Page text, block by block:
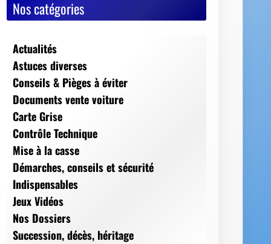
Nos catégories
Actualités
Astuces diverses
Conseils & Pièges à éviter
Documents vente voiture
Carte Grise
Contrôle Technique
Mise à la casse
Démarches, conseils et sécurité
Indispensables
Jeux Vidéos
Nos Dossiers
Succession, décès, héritage